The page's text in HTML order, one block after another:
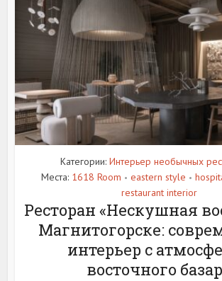
Категории: Интерьер необычных
Места: 1618 Room • eastern style •
restaurant interior
Ресторан «Нескушная
Магнитогорске:
интерьер с
восточного